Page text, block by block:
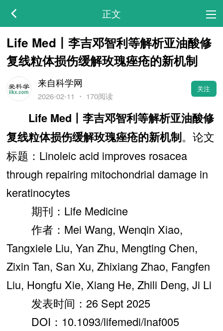
正文
Life Med丨李吉邓智利等解析亚油酸修
复线粒体损伤缓解玫瑰痤疮的新机制
来自科学网
2026-02-11 ・ 170阅读
关注
Life Med丨李吉邓智利等解析亚油酸修
复线粒体损伤缓解玫瑰痤疮的新机制。论文
标题：Linoleic acid improves rosacea
through repairing mitochondrial damage in
keratinocytes
期刊：Life Medicine
作者：Mei Wang, Wenqin Xiao,
Tangxiele Liu, Yan Zhu, Mengting Chen,
Zixin Tan, San Xu, Zhixiang Zhao, Fangfen
Liu, Hongfu Xie, Xiang He, Zhili Deng, Ji Li
发表时间：26 Sept 2025
DOI：10.1093/lifemedi/lnaf005